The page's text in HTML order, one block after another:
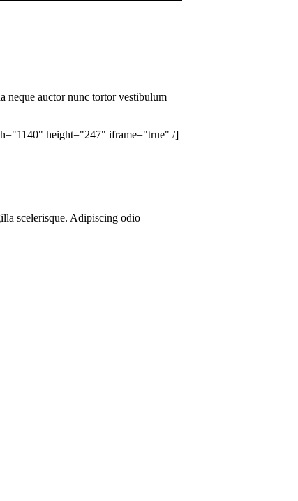
neque auctor nunc tortor vestibulum
height="247" iframe="true" /]
scelerisque. Adipiscing odio